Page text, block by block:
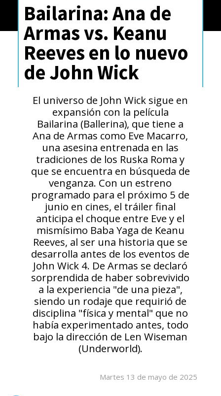
Bailarina: Ana de
Armas vs. Keanu
Reeves en lo nuevo
de John Wick
El universo de John Wick sigue en
expansión con la película
Bailarina (Ballerina), que tiene a
Ana de Armas como Eve Macarro,
una asesina entrenada en las
tradiciones de los Ruska Roma y
que se encuentra en búsqueda de
venganza. Con un estreno
programado para el próximo 5 de
junio en cines, el tráiler final
anticipa el choque entre Eve y el
mismísimo Baba Yaga de Keanu
Reeves, al ser una historia que se
desarrolla antes de los eventos de
John Wick 4. De Armas se declaró
sorprendida de haber sobrevivido
a la experiencia "de una pieza",
siendo un rodaje que requirió de
disciplina "física y mental" que no
había experimentado antes, todo
bajo la dirección de Len Wiseman
(Underworld).
Martes 13 de mayo de 2025